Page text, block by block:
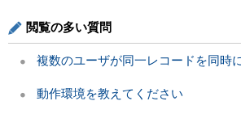
閲覧の多い質問
複数のユーザが同一レコードを同時
動作環境を教えてください